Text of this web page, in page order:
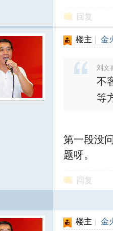
回复
楼主 | 金
刘文
不
等
第一段没
题呀。
回复
楼主 | 金